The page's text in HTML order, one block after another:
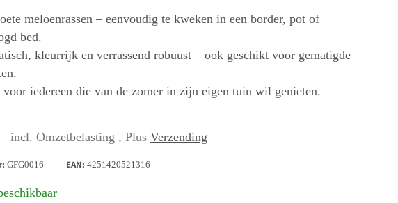
meloenrassen – eenvoudig te kweken in een border, pot of
bed.
kleurrijk en verrassend robuust – ook geschikt voor gematigde
voor iedereen die van de zomer in zijn eigen tuin wil genieten.
incl. Omzetbelasting , Plus Verzending
GFG0016 EAN: 4251420521316